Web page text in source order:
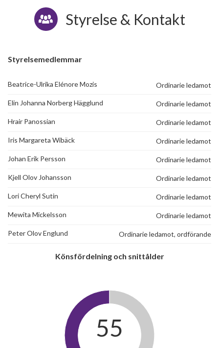
102
lägenheter
Styrelse & Kontakt
Styrelsemedlemmar
Beatrice-Ulrika Elénore Mozis Ordinarie ledamot
Elin Johanna Norberg Hägglund Ordinarie ledamot
Hrair Panossian Ordinarie ledamot
Iris Margareta Wibäck Ordinarie ledamot
Johan Erik Persson Ordinarie ledamot
Kjell Olov Johansson Ordinarie ledamot
Lori Cheryl Sutin Ordinarie ledamot
Mewita Mickelsson Ordinarie ledamot
Peter Olov Englund Ordinarie ledamot, ordförande
Könsfördelning och snittålder
55